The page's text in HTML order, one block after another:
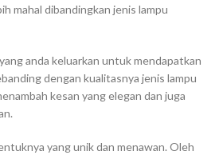
mahal dibandingkan jenis lampu
anda keluarkan untuk mendapatkan
dengan kualitasnya jenis lampu
kesan yang elegan dan juga
yang unik dan menawan. Oleh